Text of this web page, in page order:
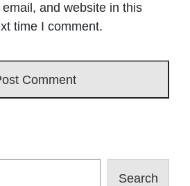
and website in this
time I comment.
Search